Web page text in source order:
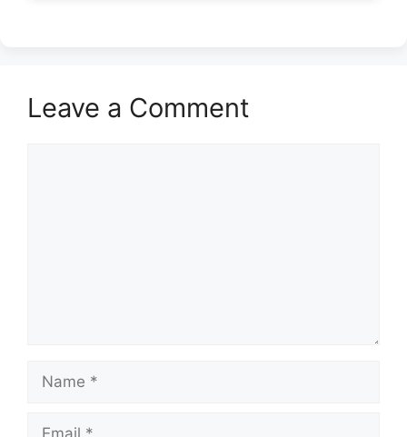
Leave a Comment
Name
Email